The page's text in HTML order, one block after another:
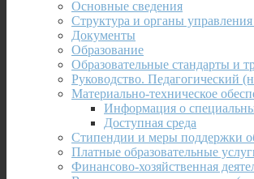
Основные сведения
Структура и органы
Документы
Образование
Образовательные стандарты и
Руководство. Педагогический
Материально-техническое
Информация о
Доступная среда
Стипендии и меры поддержки
Платные образовательные
Финансово-хозяйственная